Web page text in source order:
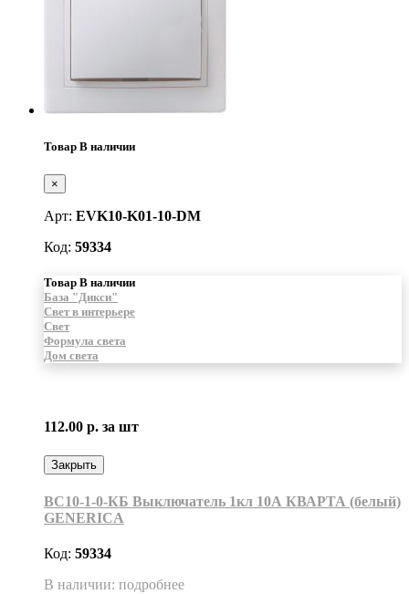
Товар В наличии
×
Арт: EVK10-K01-10-DM
Код: 59334
Товар В наличии
База "Дикси"
Свет в интерьере
Свет
Формула света
Дом света
112.00 р. за шт
Закрыть
ВС10-1-0-КБ Выключатель 1кл 10А КВАРТА (белый)
GENERICA
Код: 59334
В наличии: подробнее